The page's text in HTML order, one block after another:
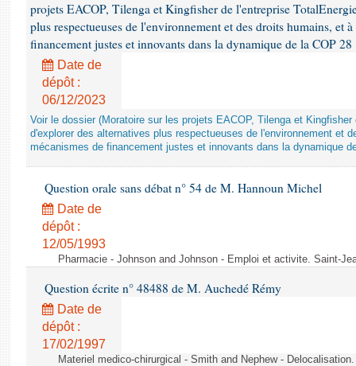
projets EACOP, Tilenga et Kingfisher de l'entreprise
plus respectueuses de l'environnement et des droits humains, et
financement justes et innovants dans la dynamique de la COP 28
Date de
dépôt :
06/12/2023
Voir le dossier (Moratoire sur les projets EACOP, Tilenga et
d'explorer des alternatives plus respectueuses de l'environnement et
mécanismes de financement justes et innovants dans la dynamique
Question orale sans débat n° 54 de M. Hannoun Michel
Date de
dépôt :
12/05/1993
Pharmacie - Johnson and Johnson - Emploi et activite. Saint-
Question écrite n° 48488 de M. Auchedé Rémy
Date de
dépôt :
17/02/1997
Materiel medico-chirurgical - Smith and Nephew -